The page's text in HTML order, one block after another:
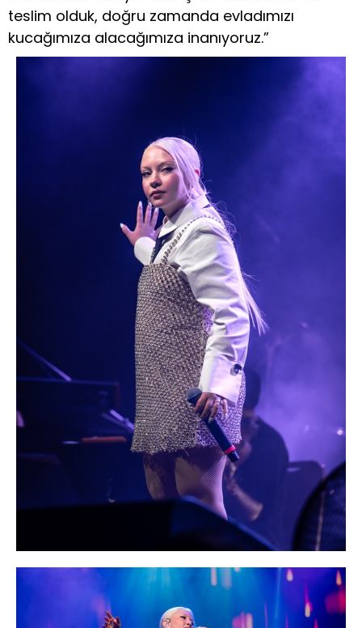
teslim olduk, doğru zamanda evladımızı
kucağımıza alacağımıza inanıyoruz.”